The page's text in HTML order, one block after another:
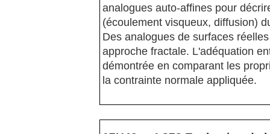
analogues auto-affines pour
(écoulement visqueux, diffusion)
Des analogues de surfaces
approche fractale. L'adéquation
démontrée en comparant les
la contrainte normale appliquée.